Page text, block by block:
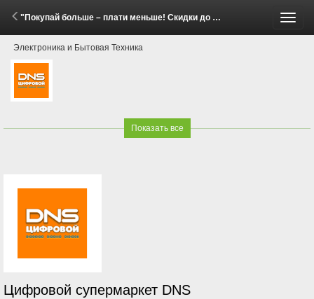
"Покупай больше – плати меньше! Скидки до 20% на бытовую технику Gorenje и Hisense!" (2 Июня - 13 Июля 2026)
Электроника и Бытовая Техника
Показать все
Цифровой супермаркет DNS